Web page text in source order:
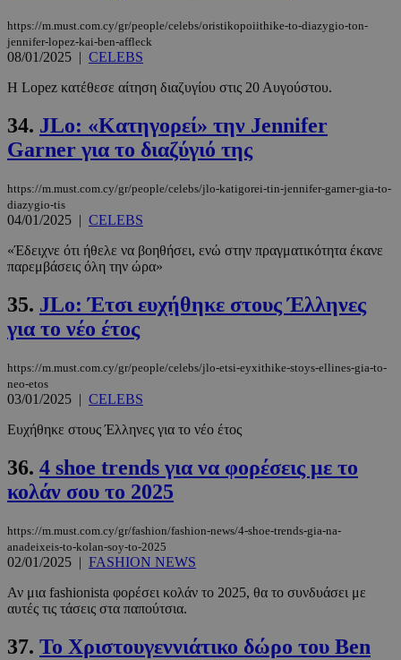
https://m.must.com.cy/gr/people/celebs/oristikopoiithike-to-diazygio-ton-
jennifer-lopez-kai-ben-affleck
08/01/2025 | CELEBS
Η Lopez κατέθεσε αίτηση διαζυγίου στις 20 Αυγούστου.
34. JLo: «Κατηγορεί» την Jennifer
Garner για το διαζύγιό της
https://m.must.com.cy/gr/people/celebs/jlo-katigorei-tin-jennifer-garner-gia-to-
diazygio-tis
04/01/2025 | CELEBS
«Έδειχνε ότι ήθελε να βοηθήσει, ενώ στην πραγματικότητα έκανε
παρεμβάσεις όλη την ώρα»
35. JLo: Έτσι ευχήθηκε στους Έλληνες
για το νέο έτος
https://m.must.com.cy/gr/people/celebs/jlo-etsi-eyxithike-stoys-ellines-gia-to-
neo-etos
03/01/2025 | CELEBS
Ευχήθηκε στους Έλληνες για το νέο έτος
36. 4 shoe trends για να φορέσεις με το
κολάν σου το 2025
https://m.must.com.cy/gr/fashion/fashion-news/4-shoe-trends-gia-na-
anadeixeis-to-kolan-soy-to-2025
02/01/2025 | FASHION NEWS
Αν μια fashionista φορέσει κολάν το 2025, θα το συνδυάσει με
αυτές τις τάσεις στα παπούτσια.
37. Το Χριστουγεννιάτικο δώρο του Ben